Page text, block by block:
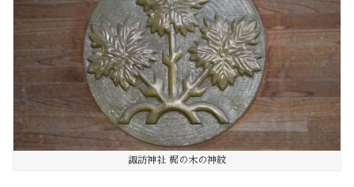
諏訪神社 梶の木の神紋